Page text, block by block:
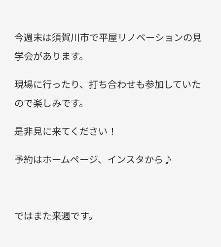
今週末は須賀川市で平屋リノベーションの見
学会があります。
現場に行ったり、打ち合わせも参加していた
ので楽しみです。
是非見に来てください！
予約はホームページ、インスタから♪
ではまた来週です。